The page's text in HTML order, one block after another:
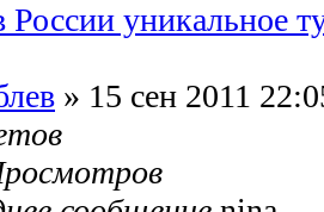
уникальное
» 15 сен 2011